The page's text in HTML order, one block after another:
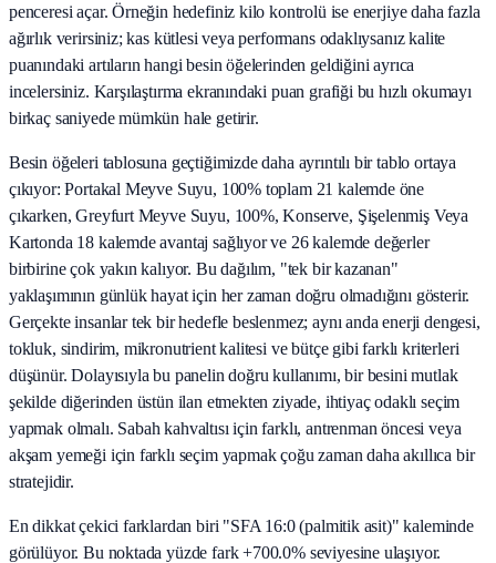
penceresi açar. Örneğin hedefiniz kilo kontrolü ise enerjiye daha fazla
ağırlık verirsiniz; kas kütlesi veya performans odaklıysanız kalite
puanındaki artıların hangi besin öğelerinden geldiğini ayrıca
incelersiniz. Karşılaştırma ekranındaki puan grafiği bu hızlı okumayı
birkaç saniyede mümkün hale getirir.
Besin öğeleri tablosuna geçtiğimizde daha ayrıntılı bir tablo ortaya
çıkıyor: Portakal Meyve Suyu, 100% toplam 21 kalemde öne
çıkarken, Greyfurt Meyve Suyu, 100%, Konserve, Şişelenmiş Veya
Kartonda 18 kalemde avantaj sağlıyor ve 26 kalemde değerler
birbirine çok yakın kalıyor. Bu dağılım, "tek bir kazanan"
yaklaşımının günlük hayat için her zaman doğru olmadığını gösterir.
Gerçekte insanlar tek bir hedefle beslenmez; aynı anda enerji dengesi,
tokluk, sindirim, mikronutrient kalitesi ve bütçe gibi farklı kriterleri
düşünür. Dolayısıyla bu panelin doğru kullanımı, bir besini mutlak
şekilde diğerinden üstün ilan etmekten ziyade, ihtiyaç odaklı seçim
yapmak olmalı. Sabah kahvaltısı için farklı, antrenman öncesi veya
akşam yemeği için farklı seçim yapmak çoğu zaman daha akıllıca bir
stratejidir.
En dikkat çekici farklardan biri "SFA 16:0 (palmitik asit)" kaleminde
görülüyor. Bu noktada yüzde fark +700.0% seviyesine ulaşıyor.